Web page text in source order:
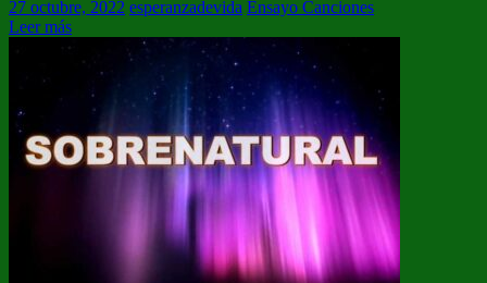
27 octubre, 2022 esperanzadevida Ensayo Canciones
Leer más